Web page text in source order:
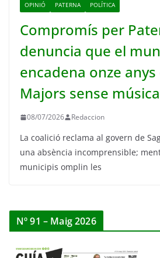
OPINIÓ
PATERNA POLÍTICA
Compromís per
denuncia que el
encadena onze anys
Majors sense
08/07/2026 Redaccion
La coalició reclama al govern de
una absència incomprensible;
municipis omplin les
Nº 91 – Maig 2026